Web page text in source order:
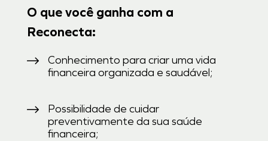
O que você ganha com a
Reconecta:
Conhecimento para criar uma vida
financeira organizada e saudável;
Possibilidade de cuidar
preventivamente da sua saúde
financeira;